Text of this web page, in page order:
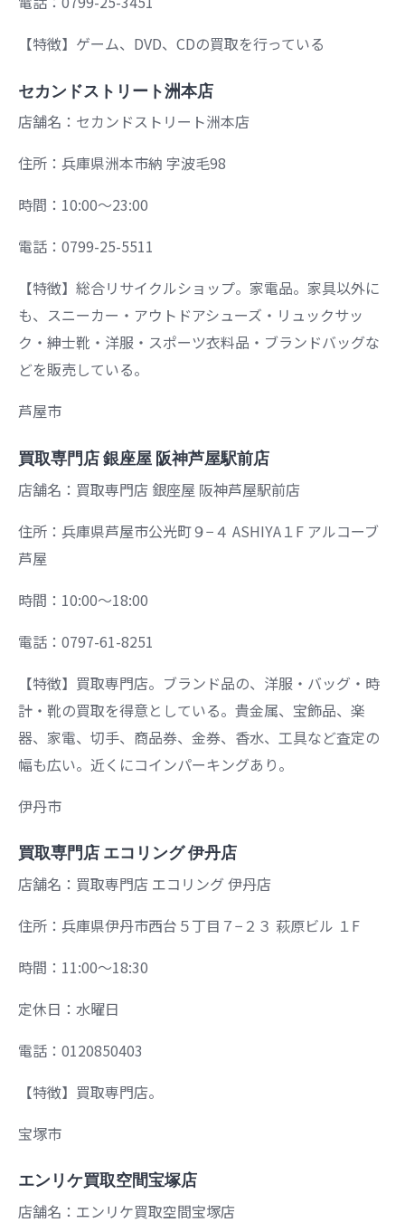
【特徴】ゲーム、DVD、CDの買取を行っている
セカンドストリート洲本店
店舗名：セカンドストリート洲本店
住所：兵庫県洲本市納 字波毛98
時間：10:00～23:00
電話：0799-25-5511
【特徴】総合リサイクルショップ。家電品。家具以外に
も、スニーカー・アウトドアシューズ・リュックサッ
ク・紳士靴・洋服・スポーツ衣料品・ブランドバッグな
どを販売している。
芦屋市
買取専門店 銀座屋 阪神芦屋駅前店
店舗名：買取専門店 銀座屋 阪神芦屋駅前店
住所：兵庫県芦屋市公光町９−４ ASHIYA１F アルコーブ
芦屋
時間：10:00～18:00
電話：0797-61-8251
【特徴】買取専門店。ブランド品の、洋服・バッグ・時
計・靴の買取を得意としている。貴金属、宝飾品、楽
器、家電、切手、商品券、金券、香水、工具など査定の
幅も広い。近くにコインパーキングあり。
伊丹市
買取専門店 エコリング 伊丹店
店舗名：買取専門店 エコリング 伊丹店
住所：兵庫県伊丹市西台５丁目７−２３ 萩原ビル １F
時間：11:00～18:30
定休日：水曜日
電話：0120850403
【特徴】買取専門店。
宝塚市
エンリケ買取空間宝塚店
店舗名：エンリケ買取空間宝塚店